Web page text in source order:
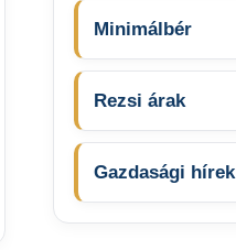
Minimálbér
Rezsi árak
Gazdasági hírek